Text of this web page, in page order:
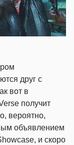
друг с
вот в
получит
вероятно,
объявлением
и скоро